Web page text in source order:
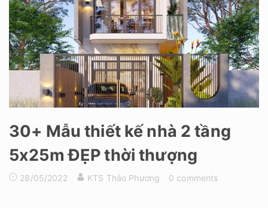
30+ Mẫu thiết kế nhà 2 tầng
5x25m ĐẸP thời thượng
28/05/2022 KTS Thảo Phương 0 comments